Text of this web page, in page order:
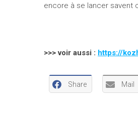
encore à se lancer savent
>>> voir aussi : https://
Share Mail